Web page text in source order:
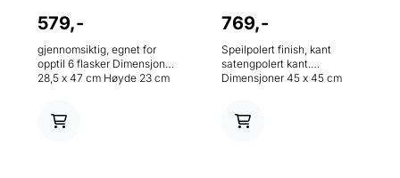
579,-
gjennomsiktig, egnet for
opptil 6 flasker Dimensjoner
28,5 x 47 cm Høyde 23 cm
769,-
Speilpolert finish, kant
satengpolert kant.
Dimensjoner 45 x 45 cm